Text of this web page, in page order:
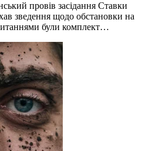
провів засідання Ставки
зведення щодо обстановки на
були комплект…